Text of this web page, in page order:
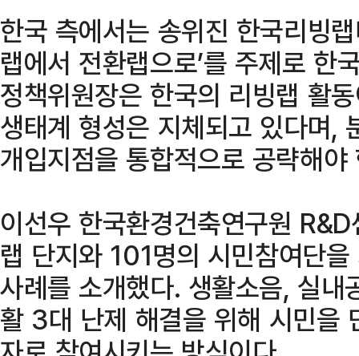
한국 측에서는 송위진 한국리빙
랩에서 전환랩으로’를 주제로 한
정책위원장은 한국의 리빙랩 활
생태계 형성은 지체되고 있다며,
개입지점을 통합적으로 공략해
이선우 한국환경건축연구원
랩 단지와 101명의 시민참여단
사례를 소개했다. 생활소음, 실
활 3대 난제 해결을 위해 시민을